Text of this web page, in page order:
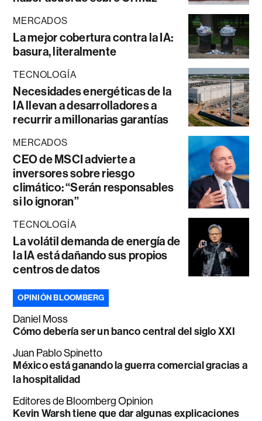
MERCADOS
La mejor cobertura contra la IA:
basura, literalmente
TECNOLOGÍA
Necesidades energéticas de la
IA llevan a desarrolladores a
recurrir a millonarias garantías
MERCADOS
CEO de MSCI advierte a
inversores sobre riesgo
climático: “Serán responsables
si lo ignoran”
TECNOLOGÍA
La volátil demanda de energía de
la IA está dañando sus propios
centros de datos
OPINIÓN BLOOMBERG
Daniel Moss
Cómo debería ser un banco central del siglo XXI
Juan Pablo Spinetto
México está ganando la guerra comercial gracias a
la hospitalidad
Editores de Bloomberg Opinion
Kevin Warsh tiene que dar algunas explicaciones